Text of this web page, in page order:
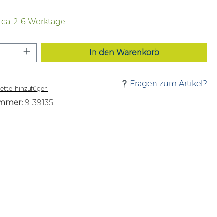
2-6 Werktage
Anzahl: Gib den gewünschten Wert
In den Warenkorb
hinzufügen
Fragen zum Artikel?
9-39135